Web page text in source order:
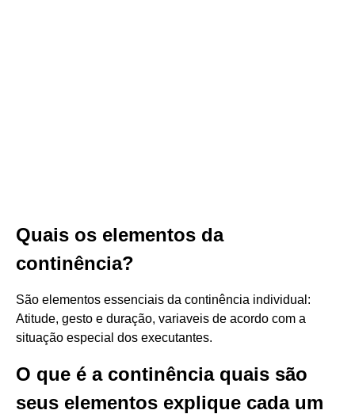
Quais os elementos da
continência?
São elementos essenciais da continência individual:
Atitude, gesto e duração, variaveis de acordo com a
situação especial dos executantes.
O que é a continência quais são
seus elementos explique cada um